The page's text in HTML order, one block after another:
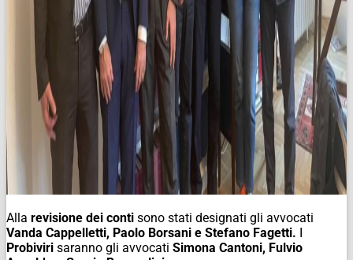
Alla revisione dei conti sono stati designati gli avvocati
Vanda Cappelletti, Paolo Borsani e Stefano Fagetti. I
Probiviri saranno gli avvocati Simona Cantoni, Fulvio